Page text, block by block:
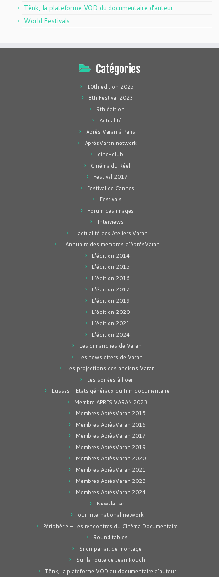
Tënk, la plateforme VOD du documentaire d'auteur
World Festivals
Catégories
10th edition 2025
8th Festival 2023
9th édition
Actualité
Après Varan à Paris
AprèsVaran network
cine-club
Cinéma du Réel
Festival 2017
Festival de Cannes
Festivals
Forum des images
Interviews
L'actualité des Ateliers Varan
L'Annuaire des membres d'AprèsVaran
L'édition 2014
L'édition 2015
L'édition 2016
L'édition 2017
L'édition 2019
L'édition 2020
L'édition 2021
L'édition 2024
Les dimanches de Varan
Les newsletters de Varan
Les projections des anciens Varan
Les soirées à l'oeil
Lussas – Etats généraux du film documentaire
Membre APRES VARAN 2023
Membres AprèsVaran 2015
Membres AprèsVaran 2016
Membres AprèsVaran 2017
Membres AprèsVaran 2019
Membres AprèsVaran 2020
Membres AprèsVaran 2021
Membres AprèsVaran 2023
Membres AprèsVaran 2024
Newsletter
our International network
Périphérie – Les rencontres du Cinéma Documentaire
Round tables
Si on parlait de montage
Sur la route de Jean Rouch
Tënk, la plateforme VOD du documentaire d'auteur